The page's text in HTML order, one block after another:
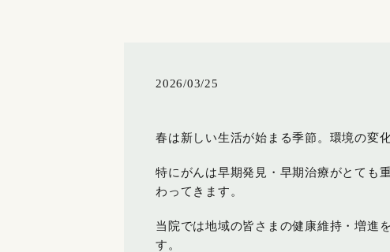
2026/03/25
春は新しい生活が始まる季節。環境の変
特にがんは早期発見・早期治療がとても
わってきます。
当院では地域の皆さまの健康維持・増進
す。